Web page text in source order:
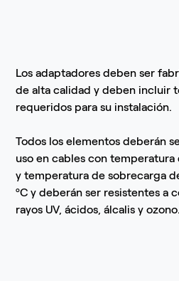
Los adaptadores deben ser
de alta calidad y deben incluir
requeridos para su instalación.
Todos los elementos deberán
uso en cables con
y temperatura de sobrecarga
ºC y deberán ser resistentes a
rayos UV, ácidos, álcalis y ozono.